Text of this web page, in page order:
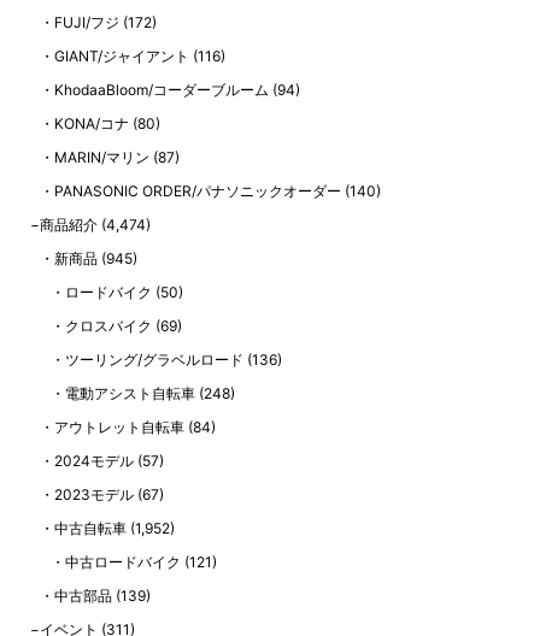
FUJI/フジ (172)
GIANT/ジャイアント (116)
KhodaaBloom/コーダーブルーム (94)
KONA/コナ (80)
MARIN/マリン (87)
PANASONIC ORDER/パナソニックオーダー (140)
商品紹介 (4,474)
新商品 (945)
ロードバイク (50)
クロスバイク (69)
ツーリング/グラベルロード (136)
電動アシスト自転車(248)
アウトレット自転車 (84)
2024モデル (57)
2023モデル (67)
中古自転車 (1,952)
中古ロードバイク (121)
中古部品 (139)
イベント (311)